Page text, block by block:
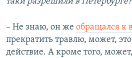
– Не знаю, он же обращался к
прекратить травлю, может,
действие. А кроме того,